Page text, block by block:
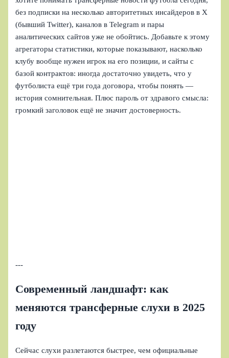
без подписки на несколько авторитетных инсайдеров в X
(бывший Twitter), каналов в Telegram и пары
аналитических сайтов уже не обойтись. Добавьте к этому
агрегаторы статистики, которые показывают, насколько
клубу вообще нужен игрок на его позиции, и сайты с
базой контрактов: иногда достаточно увидеть, что у
футболиста ещё три года договора, чтобы понять —
история сомнительная. Плюс пароль от здравого смысла:
громкий заголовок ещё не значит достоверность.
---
Современный ландшафт: как
меняются трансферные слухи в 2025
году
Сейчас слухи разлетаются быстрее, чем официальные